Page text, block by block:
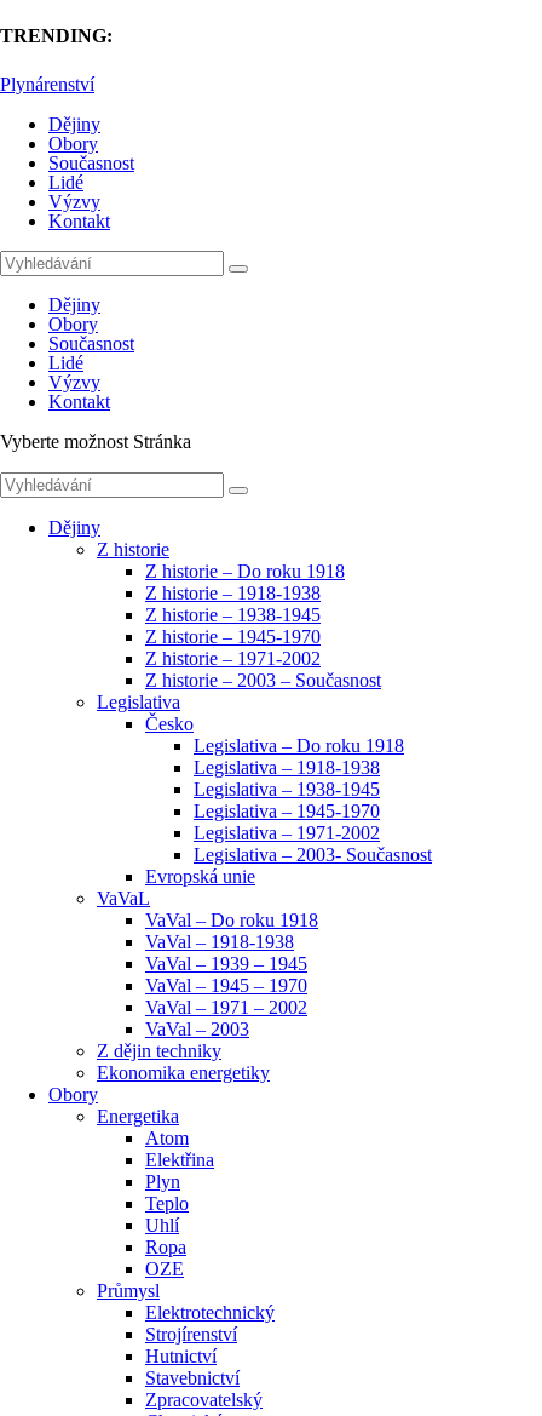
TRENDING:
Plynárenství
Dějiny
Obory
Současnost
Lidé
Výzvy
Kontakt
Dějiny
Obory
Současnost
Lidé
Výzvy
Kontakt
Vyberte možnost Stránka
Dějiny
Z historie
Z historie – Do roku 1918
Z historie – 1918-1938
Z historie – 1938-1945
Z historie – 1945-1970
Z historie – 1971-2002
Z historie – 2003 – Současnost
Legislativa
Česko
Legislativa – Do roku 1918
Legislativa – 1918-1938
Legislativa – 1938-1945
Legislativa – 1945-1970
Legislativa – 1971-2002
Legislativa – 2003- Současnost
Evropská unie
VaVaL
VaVal – Do roku 1918
VaVal – 1918-1938
VaVal – 1939 – 1945
VaVal – 1945 – 1970
VaVal – 1971 – 2002
VaVal – 2003
Z dějin techniky
Ekonomika energetiky
Obory
Energetika
Atom
Elektřina
Plyn
Teplo
Uhlí
Ropa
OZE
Průmysl
Elektrotechnický
Strojírenství
Hutnictví
Stavebnictví
Zpracovatelský